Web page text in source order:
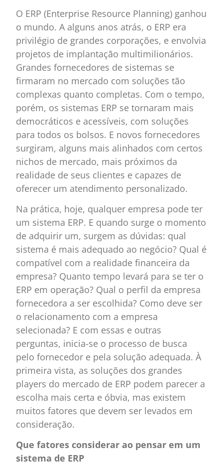
O ERP (Enterprise Resource Planning) ganhou
o mundo. A alguns anos atrás, o ERP era
privilégio de grandes corporações, e envolvia
projetos de implantação multimilionários.
Grandes fornecedores de sistemas se
firmaram no mercado com soluções tão
complexas quanto completas. Com o tempo,
porém, os sistemas ERP se tornaram mais
democráticos e acessíveis, com soluções
para todos os bolsos. E novos fornecedores
surgiram, alguns mais alinhados com certos
nichos de mercado, mais próximos da
realidade de seus clientes e capazes de
oferecer um atendimento personalizado.
Na prática, hoje, qualquer empresa pode ter
um sistema ERP. E quando surge o momento
de adquirir um, surgem as dúvidas: qual
sistema é mais adequado ao negócio? Qual é
compatível com a realidade financeira da
empresa? Quanto tempo levará para se ter o
ERP em operação? Qual o perfil da empresa
fornecedora a ser escolhida? Como deve ser
o relacionamento com a empresa
selecionada? E com essas e outras
perguntas, inicia-se o processo de busca
pelo fornecedor e pela solução adequada. À
primeira vista, as soluções dos grandes
players do mercado de ERP podem parecer a
escolha mais certa e óbvia, mas existem
muitos fatores que devem ser levados em
consideração.
Que fatores considerar ao pensar em um
sistema de ERP